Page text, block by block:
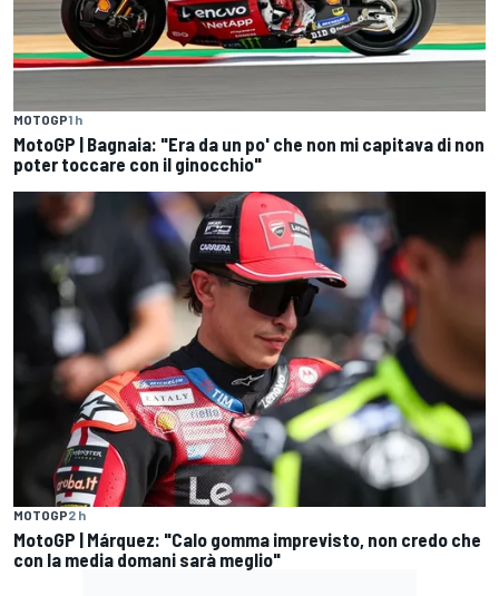
MOTOGP1 h
MotoGP | Bagnaia: "Era da un po' che non mi capitava di non
poter toccare con il ginocchio"
MOTOGP2 h
MotoGP | Márquez: "Calo gomma imprevisto, non credo che
con la media domani sarà meglio"